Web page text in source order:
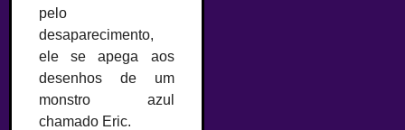
pelo
desaparecimento,
ele se apega aos
desenhos de um
monstro azul
chamado Eric.